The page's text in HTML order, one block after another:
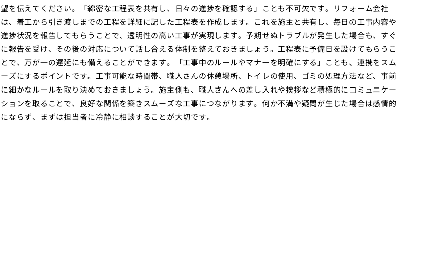
望を伝えてください。「綿密な工程表を共有し、日々の進捗を確認する」ことも不可欠です。リフォーム会社
は、着工から引き渡しまでの工程を詳細に記した工程表を作成します。これを施主と共有し、毎日の工事内容や
進捗状況を報告してもらうことで、透明性の高い工事が実現します。予期せぬトラブルが発生した場合も、すぐ
に報告を受け、その後の対応について話し合える体制を整えておきましょう。工程表に予備日を設けてもらうこ
とで、万が一の遅延にも備えることができます。「工事中のルールやマナーを明確にする」ことも、連携をスム
ーズにするポイントです。工事可能な時間帯、職人さんの休憩場所、トイレの使用、ゴミの処理方法など、事前
に細かなルールを取り決めておきましょう。施主側も、職人さんへの差し入れや挨拶など積極的にコミュニケー
ションを取ることで、良好な関係を築きスムーズな工事につながります。何か不満や疑問が生じた場合は感情的
にならず、まずは担当者に冷静に相談することが大切です。